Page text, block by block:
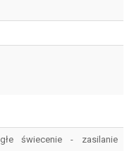
świecenie - zasilanie